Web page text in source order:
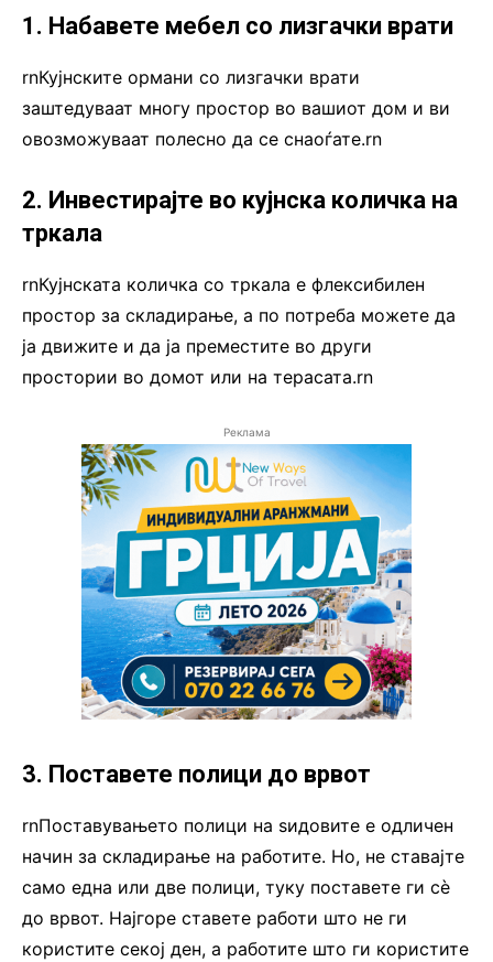
1. Набавете мебел со лизгачки врати
rnКујнските ормани со лизгачки врати
заштедуваат многу простор во вашиот дом и ви
овозможуваат полесно да се снаоѓате.rn
2. Инвестирајте во кујнска количка на
тркала
rnКујнската количка со тркала е флексибилен
простор за складирање, а по потреба можете да
ја движите и да ја преместите во други
простории во домот или на терасата.rn
Реклама
3. Поставете полици до врвот
rnПоставувањето полици на ѕидовите е одличен
начин за складирање на работите. Но, не ставајте
само една или две полици, туку поставете ги сè
до врвот. Најгоре ставете работи што не ги
користите секој ден, а работите што ги користите